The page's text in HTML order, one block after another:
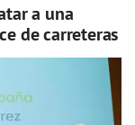
a una
de carreteras